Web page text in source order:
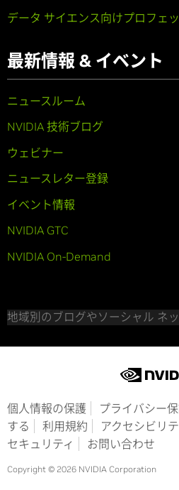
データ サイエンス向けプロフェ
最新情報 & イベント
ニュースルーム
NVIDIA 技術ブログ
ウェビナー
ニュースレター登録
イベント情報
NVIDIA GTC
NVIDIA On-Demand
地域別のブログやソーシャル ネ
個人情報の保護 プライバシー
する
利用規約 アクセシビリテ
セキュリティ
お問い合わせ
Copyright © 2026 NVIDIA Corporation